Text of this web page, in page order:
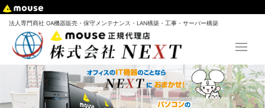
法人専門商社 OA機器販売・保守メンテナンス・LAN構築・工事・サーバー構築